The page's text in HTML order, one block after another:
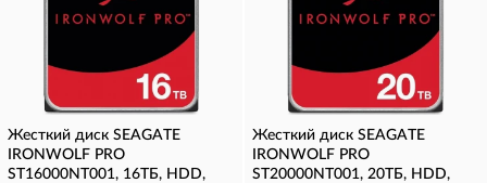
Жесткий диск SEAGATE
IRONWOLF PRO
ST16000NT001, 16ТБ, HDD,
Жесткий диск SEAGATE
IRONWOLF PRO
ST20000NT001, 20ТБ, HDD,